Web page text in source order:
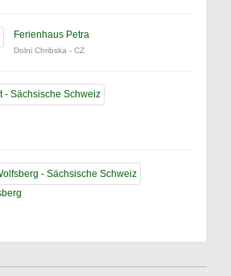
Ferienhaus Petra
Dolni Chribska - CZ